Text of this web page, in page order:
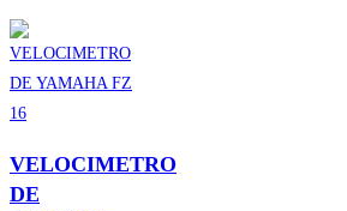
VELOCIMETRO
DE